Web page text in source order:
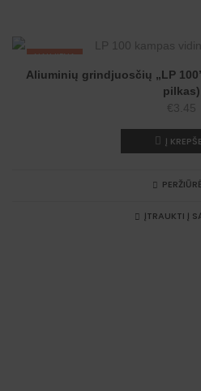
NAUJIENA
Aliuminių grindjuosčių „LP
pilkas)
€3.45
Į
ĮTRAUKTI Į